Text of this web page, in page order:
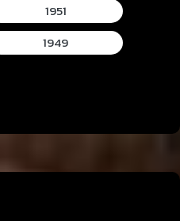
1951
1949